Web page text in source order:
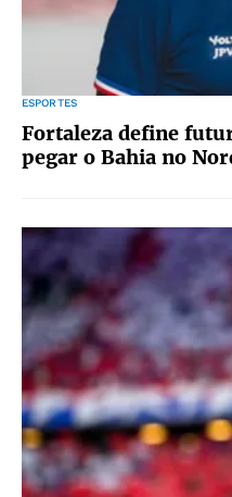
ESPORTES
Fortaleza define
pegar o Bahia no